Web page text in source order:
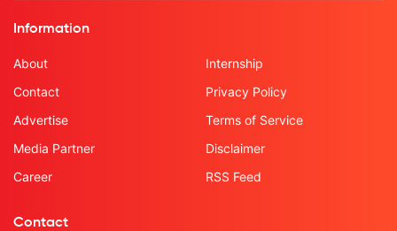
Information
About
Contact
Advertise
Media Partner
Career
Internship
Privacy Policy
Terms of Service
Disclaimer
RSS Feed
Contact